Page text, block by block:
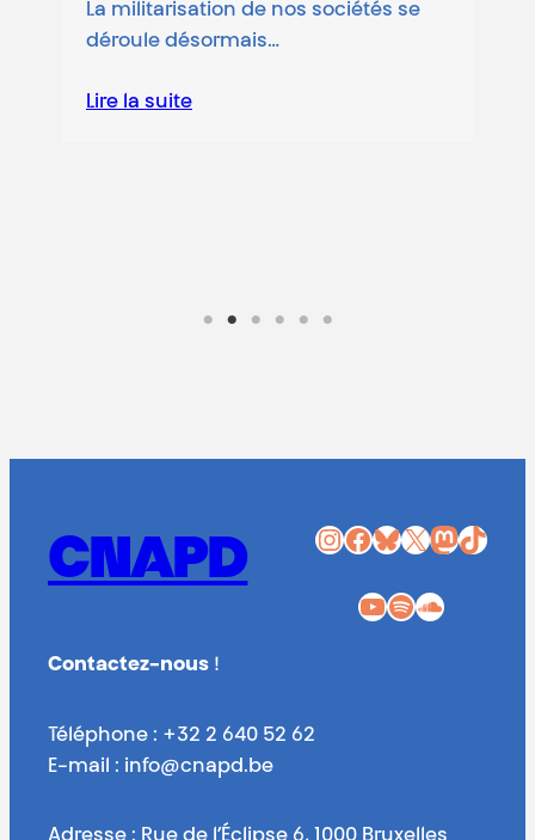
nos sociétés se
2 Mars 2026
CNAPD InstagramFacebook Bluesky X Mastodon TikTok
YouTube Spotify SoundCloud
Contactez-nous !
Téléphone : +32 2 640 52 62
E-mail : info@cnapd.be